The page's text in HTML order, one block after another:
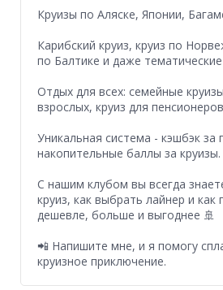
Круизы по Аляске, Японии,
Карибский круиз, круиз по
по Балтике и даже
Отдых для всех: семейные
взрослых, круиз для
Уникальная система - кэшбэк за
накопительные баллы за круизы.
С нашим клубом вы всегда
круиз, как выбрать лайнер и как
дешевле, больше и выгоднее 🚢
📲 Напишите мне, и я помогу
круизное приключение.